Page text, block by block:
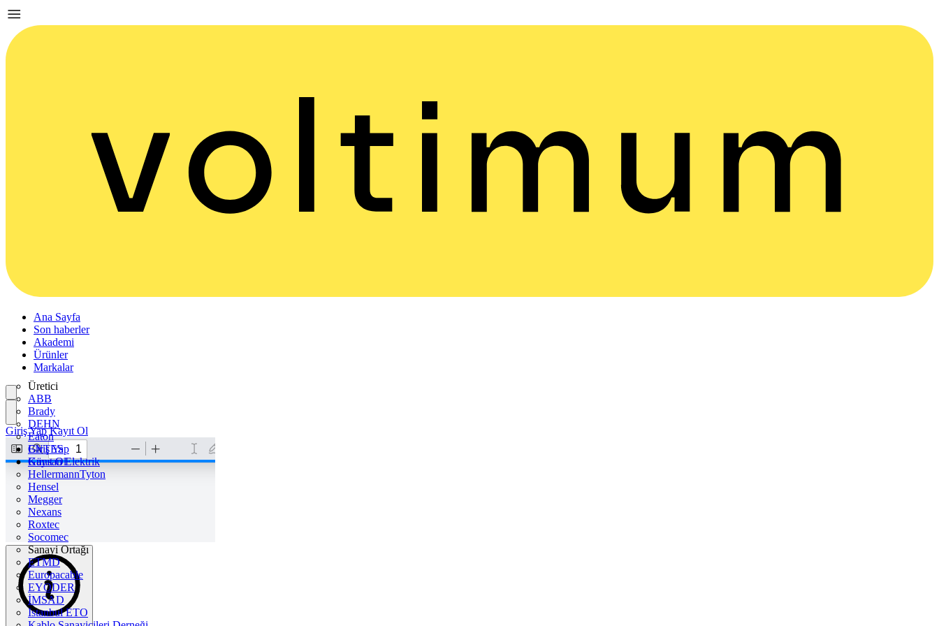
Ana Sayfa
Son haberler
Akademi
Ürünler
Markalar
Üretici
ABB
Brady
DEHN
Eaton
ENTES
Günsan Elektrik
HellermannTyton
Hensel
Megger
Nexans
Roxtec
Socomec
Sanayi Ortağı
ETMD
Europacable
EYODER
İMSAD
Istanbul ETO
Giriş Yap
Kayıt Ol
Giriş Yap Kayıt Ol